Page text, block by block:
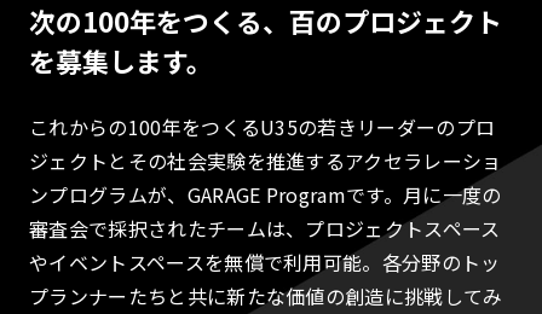
次の100年をつくる、百のプロジェクト
を募集します。
これからの100年をつくるU35の若きリーダーのプロ
ジェクトとその社会実験を推進するアクセラレーショ
ンプログラムが、GARAGE Programです。月に一度の
審査会で採択されたチームは、プロジェクトスペース
やイベントスペースを無償で利用可能。各分野のトッ
プランナーたちと共に新たな価値の創造に挑戦してみ